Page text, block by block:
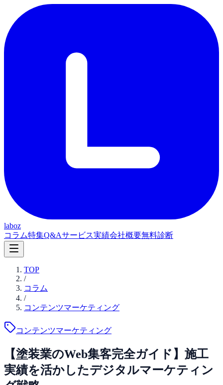
laboz
コラム特集Q&Aサービス実績会社概要無料診断
TOP
/
コラム
/
コンテンツマーケティング
コンテンツマーケティング
【塗装業のWeb集客完全ガイド】施工
実績を活かしたデジタルマーケティン